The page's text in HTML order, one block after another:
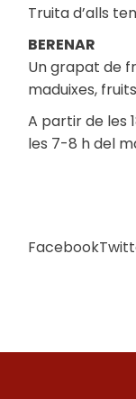
Truita d’alls
BERENAR
Un grapat de
maduixes,
A partir de les
les 7-8 h del
Facebook